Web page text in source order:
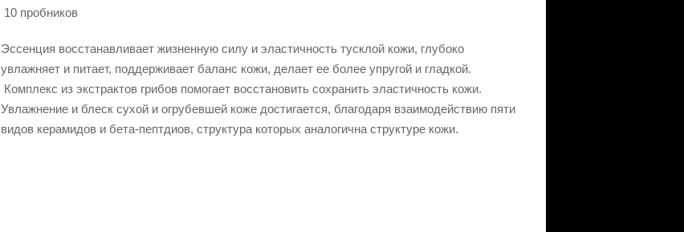
10 пробников
Эссенция восстанавливает жизненную силу и эластичность тусклой кожи, глубоко
увлажняет и питает, поддерживает баланс кожи, делает ее более упругой и гладкой.
Комплекс из экстрактов грибов помогает восстановить сохранить эластичность кожи.
Увлажнение и блеск сухой и огрубевшей коже достигается, благодаря взаимодействию пяти
видов керамидов и бета-пептдиов, структура которых аналогична структуре кожи.